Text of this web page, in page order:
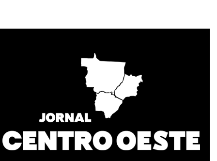
INSCREVER
Li e aceito aPolítica de Privacidade